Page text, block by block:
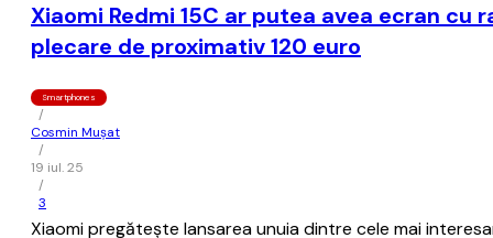
Xiaomi Redmi 15C ar putea avea ecran
plecare de proximativ 120 euro
Smartphones
/
Cosmin Mușat
/
19 iul. 25
/
3
Xiaomi pregăteşte lansarea unuia dintre cele mai